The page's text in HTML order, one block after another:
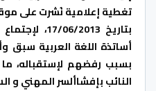
تغطية إعلامية نُشرت على
بتاريخ 17/
أساتذة اللغة العربية
بسبب رفضهم لإستقباله،
النائب بإفشاألسر المهني